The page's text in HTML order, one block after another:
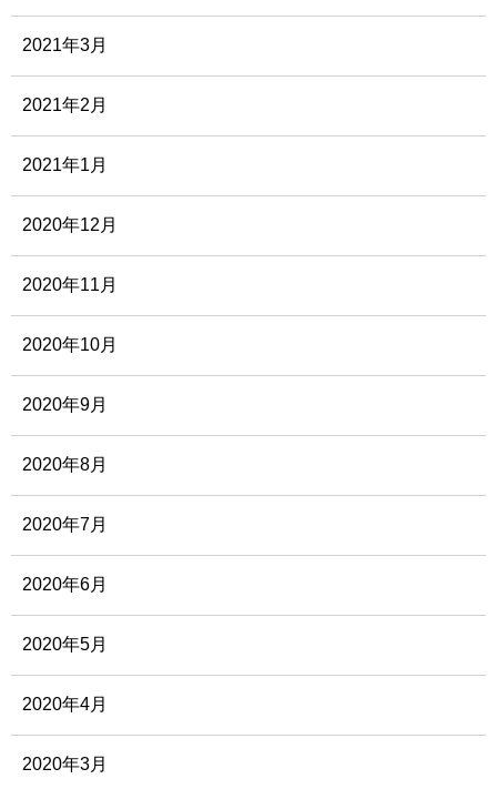
2021年3月
2021年2月
2021年1月
2020年12月
2020年11月
2020年10月
2020年9月
2020年8月
2020年7月
2020年6月
2020年5月
2020年4月
2020年3月